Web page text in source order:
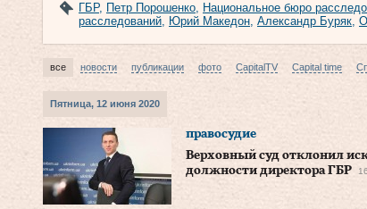
ГБР, Петр Порошенко, Национальное бюро
расследований, Юрий Македон, Александр Буряк,
все новости публикации фото CapitalTV Capital time
Пятница, 12 июня 2020
правосудие
Верховный суд отклонил
должности директора ГБР